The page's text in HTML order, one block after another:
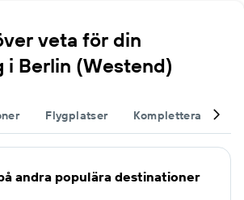
veta för din
i Berlin (Westend)
Flygplatser Komplettera din
andra populära destinationer